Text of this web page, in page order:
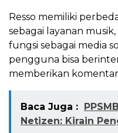
Resso memiliki
sebagai layanan
fungsi sebagai media
pengguna bisa
memberikan
Baca Juga :
Netizen: Kirain